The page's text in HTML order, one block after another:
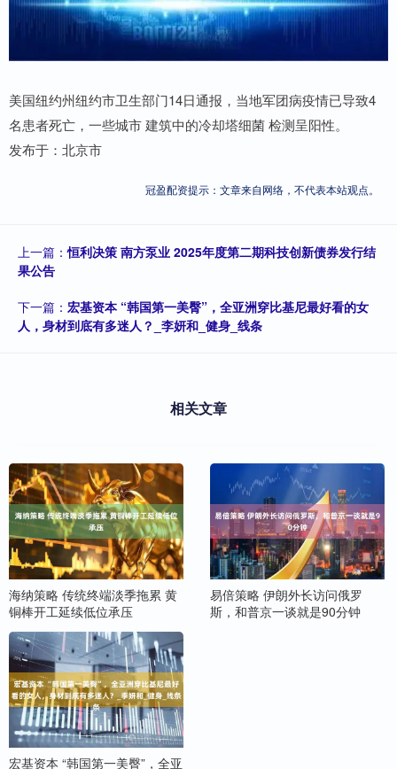
美国纽约州纽约市卫生部门14日通报，当地军团病疫情已导致4
名患者死亡，一些城市 建筑中的冷却塔细菌 检测呈阳性。
发布于：北京市
冠盈配资提示：文章来自网络，不代表本站观点。
上一篇：恒利决策 南方泵业 2025年度第二期科技创新债券发行结
果公告
下一篇： 宏基资本 “韩国第一美臀”，全亚洲穿比基尼最好看的女
人，身材到底有多迷人？_李妍和_健身_线条
相关文章
海纳策略 传统终端淡季拖累 黄
铜棒开工延续低位承压
易倍策略 伊朗外长访问俄罗
斯，和普京一谈就是90分钟
宏基资本 “韩国第一美臀”，全亚